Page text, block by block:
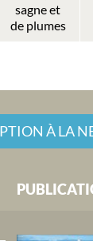
sagne et
de plumes
À LA